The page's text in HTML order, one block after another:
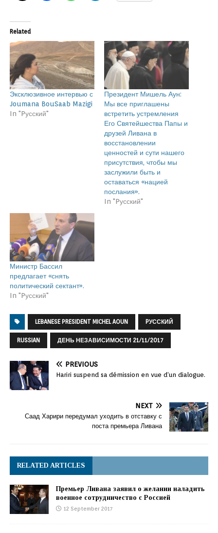
Related
Эксклюзивное интервью с
Joumana BouSaab Mazigi
In "Pусский"
Президент Мишель Аун:
Мы все приглашены
встретить устремления
Его Святейшества Папы и
друзей Ливана в
восстановлении
ценностей и сути нашего
присутствия, чтобы мы
заслужили быть и
оставаться «нацией
послания».
In "Pусский"
Министр Бассил
предлагает «снять
политический сектант».
In "Pусский"
LEBANESE PRESIDENT MICHEL AOUN PУССКИЙ
RUSSIAN ДЕНЬ НЕЗАВИСИМОСТИ 21/11/2017
PREVIOUS
Hariri suspend sa démission en vue d’un dialogue.
NEXT
Саад Харири передумал уходить в отставку с
поста премьера Ливана
RELATED ARTICLES
Премьер Ливана заявил о желании наладить
военное сотрудничество с Россией
12 September 2017